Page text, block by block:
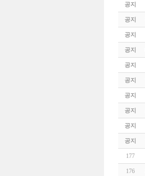
공지
공지
공지
공지
공지
공지
공지
공지
공지
공지
177
176